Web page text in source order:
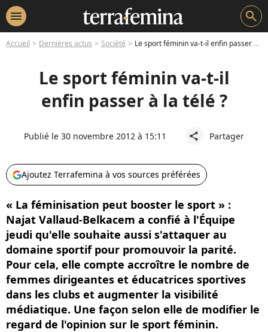
menu search
Accueil Dernières actus Société Le sport féminin va-t-il enfin passer à la télé ?
Le sport féminin va-t-il
enfin passer à la télé ?
Publié le 30 novembre 2012 à 15:11 share Partager
Ajoutez Terrafemina à vos sources préférées
« La féminisation peut booster le sport » :
Najat Vallaud-Belkacem a confié à l'Équipe
jeudi qu'elle souhaite aussi s'attaquer au
domaine sportif pour promouvoir la parité.
Pour cela, elle compte accroître le nombre de
femmes dirigeantes et éducatrices sportives
dans les clubs et augmenter la visibilité
médiatique. Une façon selon elle de modifier le
regard de l'opinion sur le sport féminin.